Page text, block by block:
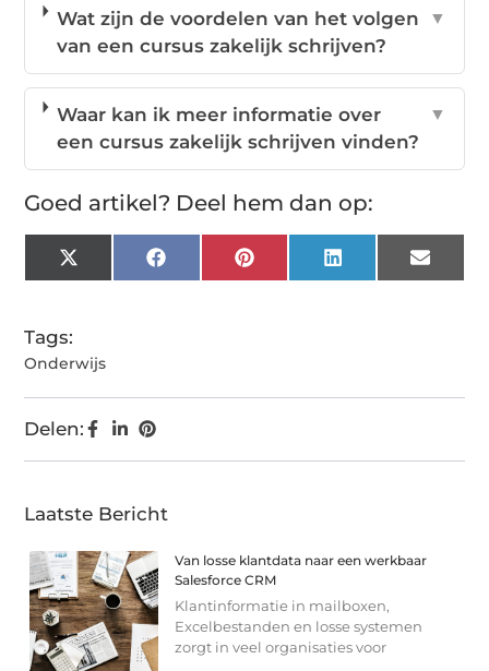
Wat zijn de voordelen van het volgen
van een cursus zakelijk schrijven?
▼
Waar kan ik meer informatie over
een cursus zakelijk schrijven vinden?
▼
Goed artikel? Deel hem dan op:
X
(Twitter)
FacebookPinterest LinkedIn Email
Tags:
Onderwijs
Delen:
Laatste Bericht
Van losse klantdata naar een werkbaar
Salesforce CRM
Klantinformatie in mailboxen,
Excelbestanden en losse systemen
zorgt in veel organisaties voor